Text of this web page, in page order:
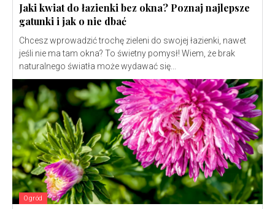
Jaki kwiat do łazienki bez okna? Poznaj najlepsze
gatunki i jak o nie dbać
Chcesz wprowadzić trochę zieleni do swojej łazienki, nawet
jeśli nie ma tam okna? To świetny pomysł! Wiem, że brak
naturalnego światła może wydawać się...
Ogród